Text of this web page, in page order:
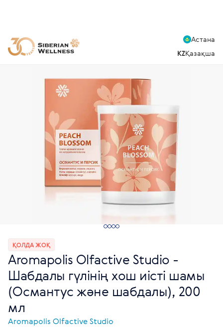
Астана
KZҚазақша
ҚОЛДА ЖОҚ
Aromapolis Olfactive Studio -
Шабдалы гүлінің хош иісті шамы
(Османтус және шабдалы), 200
мл
Aromapolis Olfactive Studio